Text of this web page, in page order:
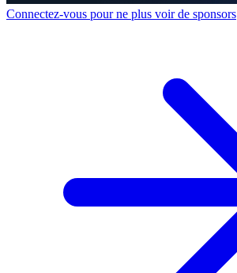
Connectez-vous pour ne plus voir de sponsors